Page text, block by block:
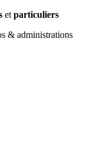
et particuliers
& administrations